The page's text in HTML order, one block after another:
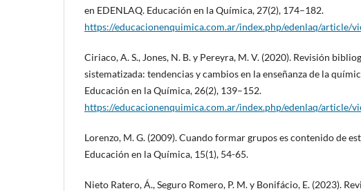
en EDENLAQ. Educación en la Química, 27(2), 174–182.
https://educacionenquimica.com.ar/index.php/edenlaq/article/
Ciriaco, A. S., Jones, N. B. y Pereyra, M. V. (2020). Revisión
sistematizada: tendencias y cambios en la enseñanza de la
Educación en la Química, 26(2), 139–152.
https://educacionenquimica.com.ar/index.php/edenlaq/article/
Lorenzo, M. G. (2009). Cuando formar grupos es contenido de
Educación en la Química, 15(1), 54-65.
Nieto Ratero, Á., Seguro Romero, P. M. y Bonifácio, E. (2023).